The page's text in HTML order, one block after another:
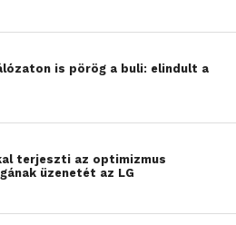
is pörög a buli: elindult a
terjeszti az optimizmus
üzenetét az LG